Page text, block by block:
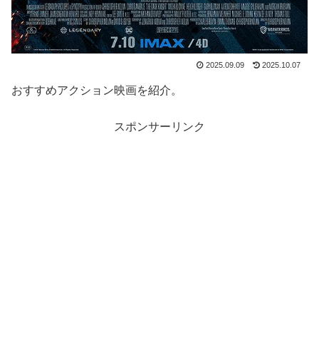
2025.09.09 2025.10.07
おすすめアクション映画を紹介。
スポンサーリンク